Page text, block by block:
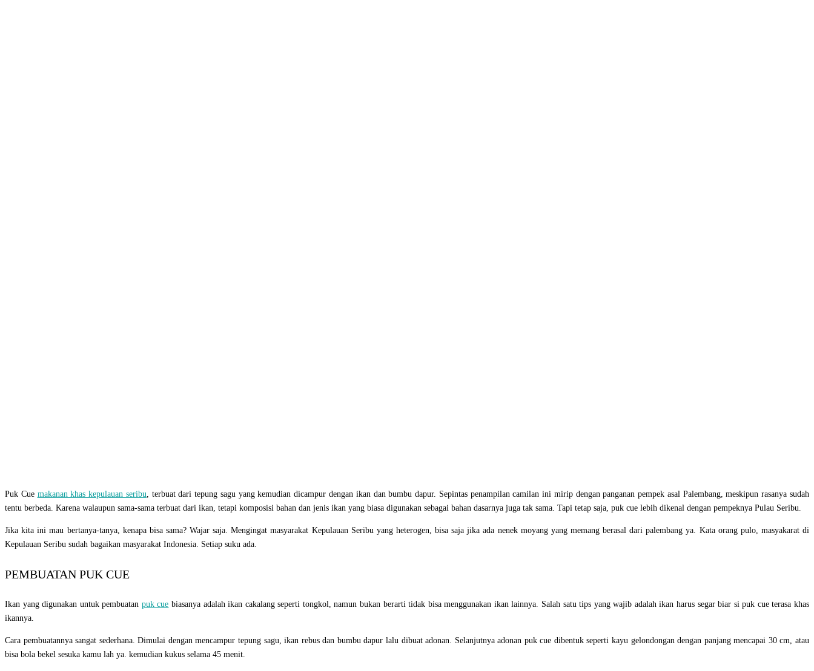
Puk Cue makanan khas kepulauan seribu, terbuat dari tepung sagu yang kemudian dicampur dengan ikan dan bumbu dapur. Sepintas penampilan camilan ini mirip dengan panganan pempek asal Palembang, meskipun rasanya sudah
tentu berbeda. Karena walaupun sama-sama terbuat dari ikan, tetapi komposisi bahan dan jenis ikan yang biasa digunakan sebagai bahan dasarnya juga tak sama. Tapi tetap saja, puk cue lebih dikenal dengan pempeknya Pulau Seribu.
Jika kita ini mau bertanya-tanya, kenapa bisa sama? Wajar saja. Mengingat masyarakat Kepulauan Seribu yang heterogen, bisa saja jika ada nenek moyang yang memang berasal dari palembang ya. Kata orang pulo, masyakarat di
Kepulauan Seribu sudah bagaikan masyarakat Indonesia. Setiap suku ada.
PEMBUATAN PUK CUE
Ikan yang digunakan untuk pembuatan puk cue biasanya adalah ikan cakalang seperti tongkol, namun bukan berarti tidak bisa menggunakan ikan lainnya. Salah satu tips yang wajib adalah ikan harus segar biar si puk cue terasa khas
ikannya.
Cara pembuatannya sangat sederhana. Dimulai dengan mencampur tepung sagu, ikan rebus dan bumbu dapur lalu dibuat adonan. Selanjutnya adonan puk cue dibentuk seperti kayu gelondongan dengan panjang mencapai 30 cm, atau
bisa bola bekel sesuka kamu lah ya. kemudian kukus selama 45 menit.